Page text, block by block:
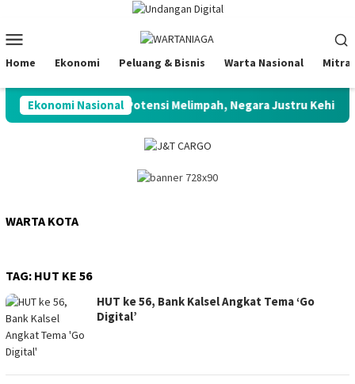
konten
Mobile
Home Ekonomi Peluang & Bisnis Warta Nasional Mitra
Ekonomi Nasional
Lobster”: Potensi Melimpah, Negara Justru Kehilangan
WARTA KOTA
TAG: HUT KE 56
HUT ke 56, Bank Kalsel Angkat Tema ‘Go
Digital’